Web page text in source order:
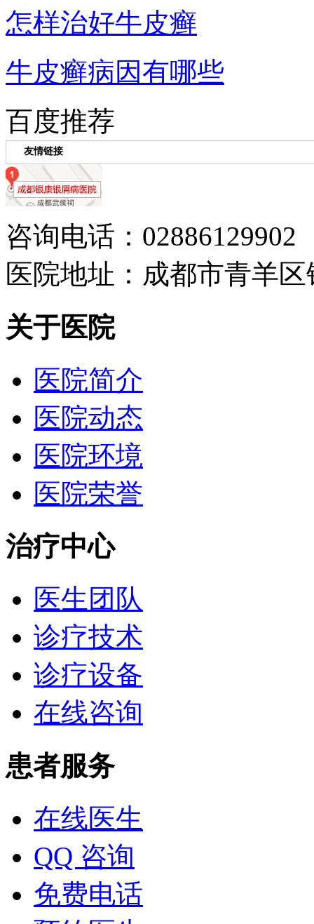
怎样治好牛皮癣
牛皮癣病因有哪些
百度推荐
友情链接
咨询电话：02886129902
医院地址：成都市青羊
关于医院
医院简介
医院动态
医院环境
医院荣誉
治疗中心
医生团队
诊疗技术
诊疗设备
在线咨询
患者服务
在线医生
QQ 咨询
免费电话